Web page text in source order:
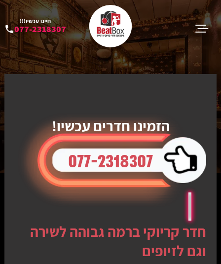
חייגו עכשיו!!!
077-2318307
הזמינו חדרים עכשיו!
077-2318307
חדר קריוקי ברמה גבוהה לשירה
וגם לזיופים